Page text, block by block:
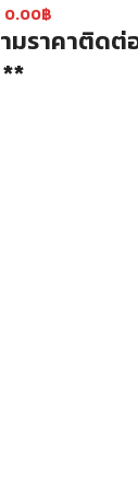
0.00฿
มราคาติดต่